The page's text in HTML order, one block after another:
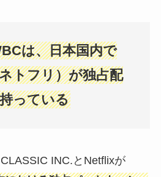
は、日本国内で
トフリ）が独占配
っている
INC.とNetflixが